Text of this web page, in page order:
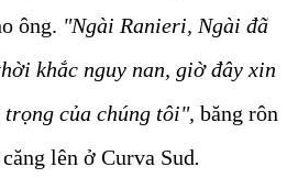
ông. "Ngài Ranieri, Ngài đã
khắc nguy nan, giờ đây xin
của chúng tôi", băng rôn
lên ở Curva Sud.